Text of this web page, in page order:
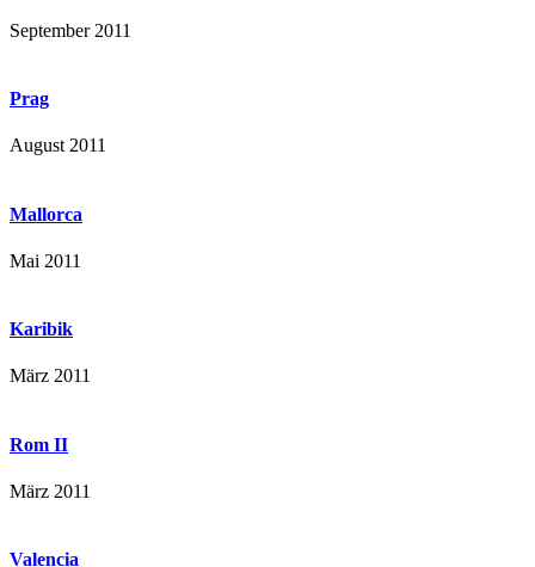
September 2011
Prag
August 2011
Mallorca
Mai 2011
Karibik
März 2011
Rom II
März 2011
Valencia